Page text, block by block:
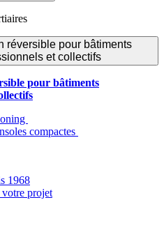
réversible pour bâtiments
et collectifs
pour bâtiments
compactes
1968
votre projet